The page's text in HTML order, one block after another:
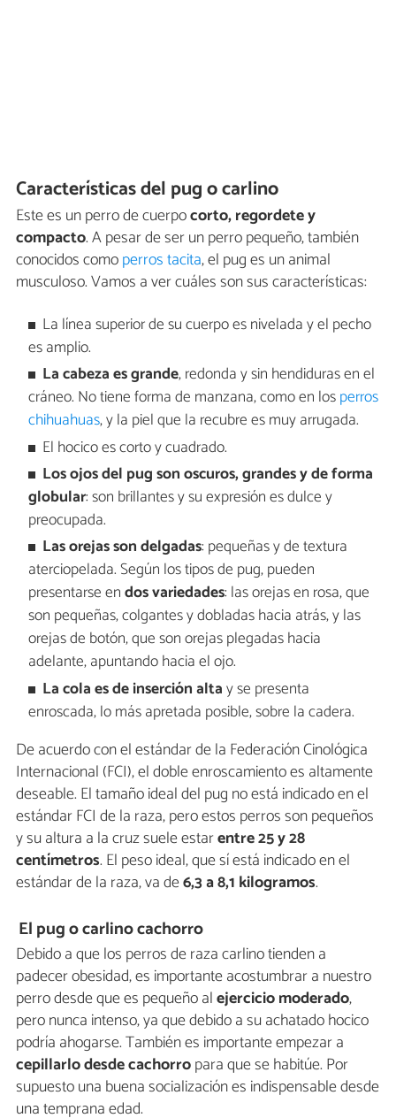
Características del pug o carlino
Este es un perro de cuerpocorto, regordete y
compacto. A pesar de ser un perro pequeño, también
conocidos comoperros tacita, el pug es un animal
musculoso. Vamos a ver cuáles son sus características:
La línea superior de su cuerpo es nivelada y el pecho
es amplio.
Lacabeza es grande, redonda y sin hendiduras en el
cráneo. No tiene forma de manzana, como en losperros
chihuahuas, y la piel que la recubre es muy arrugada.
El hocico es corto y cuadrado.
Los ojos del pug son oscuros, grandes y de forma
globular: son brillantes y su expresión es dulce y
preocupada.
Las orejas son delgadas: pequeñas y de textura
aterciopelada. Según los tipos de pug, pueden
presentarse endos variedades: las orejas en rosa, que
son pequeñas, colgantes y dobladas hacia atrás, y las
orejas de botón, que son orejas plegadas hacia
adelante, apuntando hacia el ojo.
La cola es de inserción altay se presenta
enroscada, lo más apretada posible, sobre la cadera.
De acuerdo con el estándar de la Federación Cinológica
Internacional (FCI), el doble enroscamiento es altamente
deseable. El tamaño ideal del pug no está indicado en el
estándar FCI de la raza, pero estos perros son pequeños
y su altura a la cruz suele estarentre 25 y 28
centímetros. El peso ideal, que sí está indicado en el
estándar de la raza, va de6,3 a 8,1 kilogramos.
El pug o carlino cachorro
Debido a que los perros de raza carlino tienden a
padecer obesidad, es importante acostumbrar a nuestro
perro desde que es pequeño alejercicio moderado,
pero nunca intenso, ya que debido a su achatado hocico
podría ahogarse. También es importante empezar a
cepillarlo desde cachorropara que se habitúe. Por
supuesto una buena socialización es indispensable desde
una temprana edad.